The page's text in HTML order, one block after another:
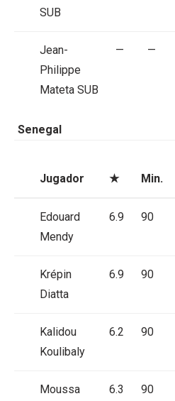
SUB
Jean-
Philippe
Mateta SUB
— —
Senegal
Jugador ★ Min.
Edouard
Mendy
6.9 90
Krépin
Diatta
6.9 90
Kalidou
Koulibaly
6.2 90
Moussa
6.3 90